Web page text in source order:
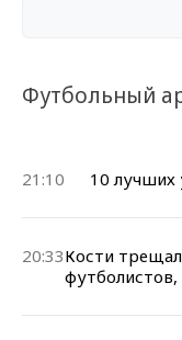
Футбольный
21:10 10 лучших
20:33Кости